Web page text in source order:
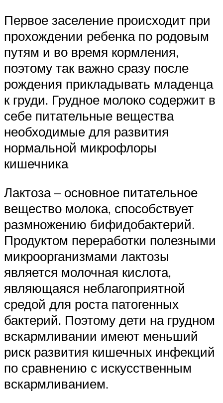
Первое заселение происходит при
прохождении ребенка по родовым
путям и во время кормления,
поэтому так важно сразу после
рождения прикладывать младенца
к груди. Грудное молоко содержит в
себе питательные вещества
необходимые для развития
нормальной микрофлоры
кишечника
Лактоза – основное питательное
вещество молока, способствует
размножению бифидобактерий.
Продуктом переработки полезными
микроорганизмами лактозы
является молочная кислота,
являющаяся неблагоприятной
средой для роста патогенных
бактерий. Поэтому дети на грудном
вскармливании имеют меньший
риск развития кишечных инфекций
по сравнению с искусственным
вскармливанием.